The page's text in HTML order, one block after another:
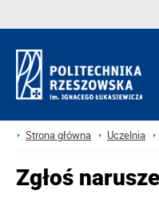
Strona główna Uczelnia
Zgłoś